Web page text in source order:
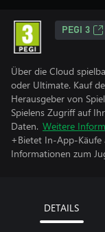
PEGI 3
Über die Cloud
oder Ultimate. Kauf
Herausgeber von
Spielens Zugriff auf
Daten. Weitere
+Bietet In-App-Käufe
Informationen zum
DETAILS